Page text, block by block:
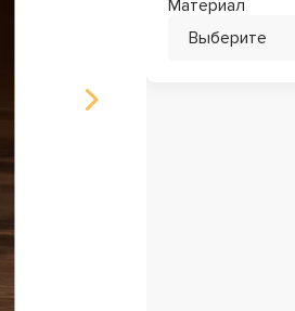
Материал
Выберите